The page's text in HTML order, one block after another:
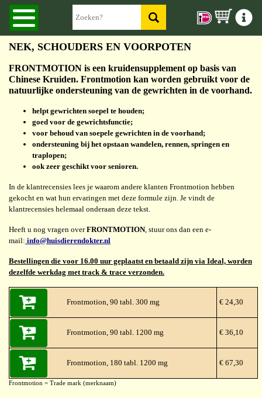
NEK, SCHOUDERS EN VOORPOTEN
FRONTMOTION is een kruidensupplement op basis van
Chinese Kruiden. Frontmotion kan worden gebruikt voor de
natuurlijke ondersteuning van de gewrichten in de voorhand.
helpt gewrichten soepel te houden;
goed voor de gewrichtsfunctie;
voor behoud van soepele gewrichten in de voorhand;
ondersteuning bij het opstaan wandelen, rennen, springen en
traplopen;
ook zeer geschikt voor senioren.
In de klantrecensies lees je waarom andere klanten Frontmotion hebben
gekocht en wat hun ervaringen met deze formule zijn. Je vindt de
klantrecensies helemaal onderaan deze tekst.
Heeft u nog vragen overFRONTMOTION, stuur ons dan een e-
mail: info@huisdierendokter.nl
Bestellingen die voor 16.00 uur geplaatst en betaald zijn via Ideal, worden
dezelfde werkdag met track & trace verzonden.
Frontmotion, 90 tabl. 300 mg € 24,30
Frontmotion, 90 tabl. 1200 mg € 36,10
Frontmotion, 180 tabl. 1200 mg € 67,30
Frontmotion = Trade mark (merknaam)